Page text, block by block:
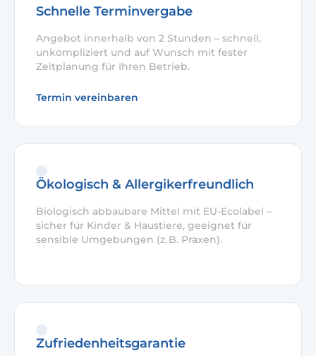
Schnelle Terminvergabe
Angebot innerhalb von 2 Stunden – schnell,
unkompliziert und auf Wunsch mit fester
Zeitplanung für Ihren Betrieb.
Termin vereinbaren
Ökologisch & Allergikerfreundlich
Biologisch abbaubare Mittel mit EU-Ecolabel –
sicher für Kinder & Haustiere, geeignet für
sensible Umgebungen (z. B. Praxen).
Zufriedenheitsgarantie